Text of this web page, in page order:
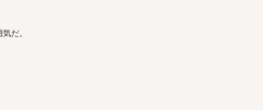
だ。